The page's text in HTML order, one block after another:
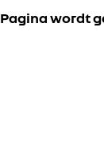
Pagina wordt